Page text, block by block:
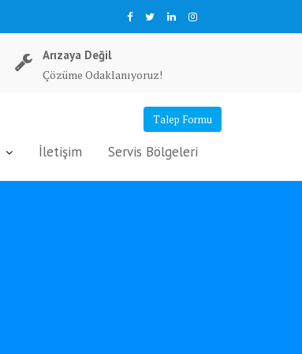
Arızaya Değil
Çözüme Odaklanıyoruz!
Talep Formu
İletişim Servis Bölgeleri